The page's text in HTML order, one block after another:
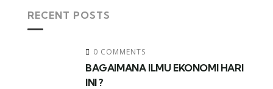
RECENT POSTS
0 COMMENTS
BAGAIMANA ILMU EKONOMI HARI
INI ?